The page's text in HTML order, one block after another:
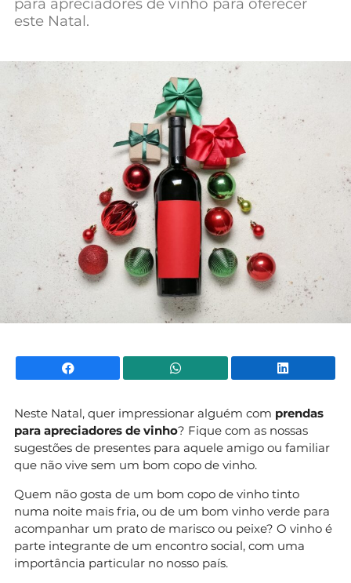
Mundial 2026
este Natal.
Facebook WhatsApp
Neste Natal, quer impressionar alguém com prendas
para apreciadores de vinho? Fique com as nossas
sugestões de presentes para aquele amigo ou familiar
que não vive sem um bom copo de vinho.
Quem não gosta de um bom copo de vinho tinto
numa noite mais fria, ou de um bom vinho verde para
acompanhar um prato de marisco ou peixe? O vinho é
parte integrante de um encontro social, com uma
importância particular no nosso país.